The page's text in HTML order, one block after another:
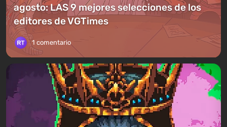
agosto: LAS 9 mejores selecciones de los
editores de VGTimes
1 comentario